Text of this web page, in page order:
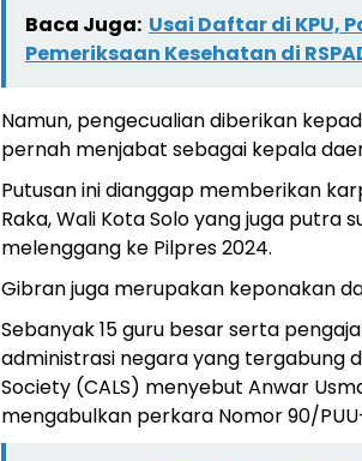
Baca Juga: Usai Daftar di KPU,
Pemeriksaan Kesehatan di
Namun, pengecualian diberikan
pernah menjabat sebagai kepala
Putusan ini dianggap memberikan
Raka, Wali Kota Solo yang juga putra
melenggang ke Pilpres 2024.
Gibran juga merupakan keponakan
Sebanyak 15 guru besar serta
administrasi negara yang tergabung
Society (CALS) menyebut Anwar
mengabulkan perkara Nomor 90/